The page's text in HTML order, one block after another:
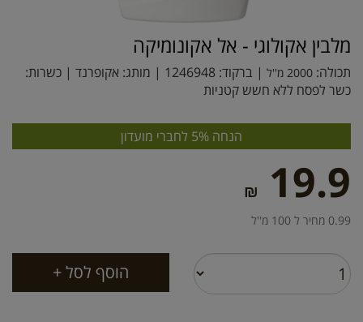
מלבין אקולוגי - אל אקונומיקה
תכולה: 2000 מ''ל | ברקוד: 1246948 | מותג: אקופרנד | כשרות:
כשר לפסח ללא חשש קטניות
הנחה 5% לחברי מועדון
19.9
₪
0.99 מחיר ל 100 מ''ל